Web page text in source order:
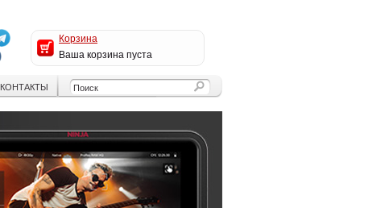
Корзина
Ваша корзина пуста
КОНТАКТЫ